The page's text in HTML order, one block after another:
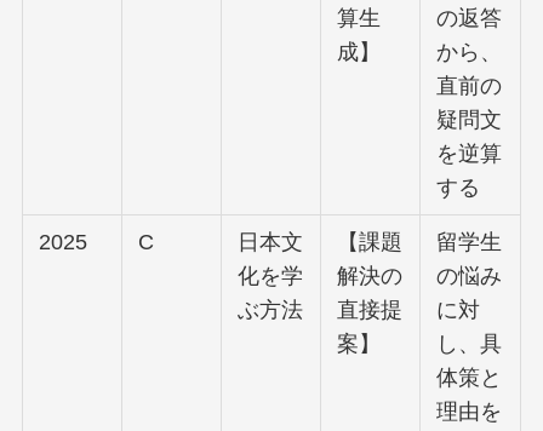
算生
成】
の返答
から、
直前の
疑問文
を逆算
する
2025 C
日本文
化を学
ぶ方法
【課題
解決の
直接提
案】
留学生
の悩み
に対
し、具
体策と
理由を